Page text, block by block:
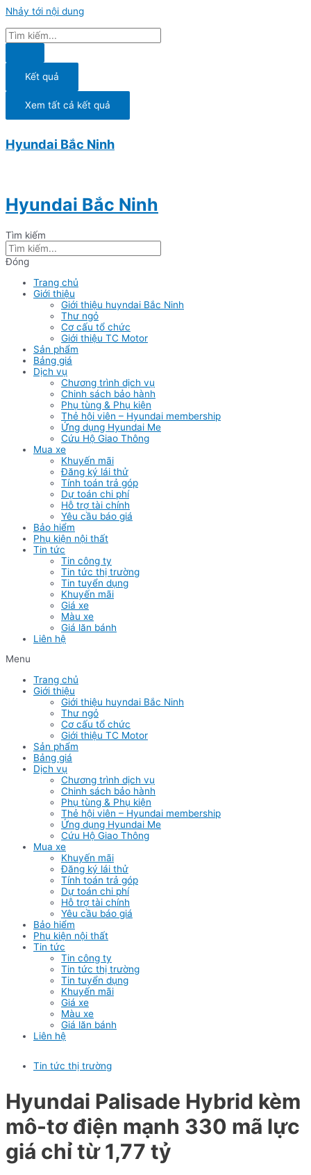
Nhảy tới nội dung
Kết quả
Xem tất cả kết quả
Hyundai Bắc Ninh
Hyundai Bắc Ninh
Tìm kiếm
Đóng
Trang chủ
Giới thiệu
Giới thiệu huyndai Bắc Ninh
Thư ngỏ
Cơ cấu tổ chức
Giới thiệu TC Motor
Sản phẩm
Bảng giá
Dịch vụ
Chương trình dịch vụ
Chinh sách bảo hành
Phụ tùng & Phụ kiện
Thẻ hội viên – Hyundai membership
Ứng dụng Hyundai Me
Cứu Hộ Giao Thông
Mua xe
Khuyến mãi
Đăng ký lái thử
Tính toán trả góp
Dự toán chi phí
Hỗ trợ tài chính
Yêu cầu báo giá
Bảo hiểm
Phụ kiện nội thất
Tin tức
Tin công ty
Tin tức thị trường
Tin tuyển dụng
Khuyến mãi
Giá xe
Màu xe
Giá lăn bánh
Liên hệ
Menu
Trang chủ
Giới thiệu
Giới thiệu huyndai Bắc Ninh
Thư ngỏ
Cơ cấu tổ chức
Giới thiệu TC Motor
Sản phẩm
Bảng giá
Dịch vụ
Chương trình dịch vụ
Chinh sách bảo hành
Phụ tùng & Phụ kiện
Thẻ hội viên – Hyundai membership
Ứng dụng Hyundai Me
Cứu Hộ Giao Thông
Mua xe
Khuyến mãi
Đăng ký lái thử
Tính toán trả góp
Dự toán chi phí
Hỗ trợ tài chính
Yêu cầu báo giá
Bảo hiểm
Phụ kiện nội thất
Tin tức
Tin công ty
Tin tức thị trường
Tin tuyển dụng
Khuyến mãi
Giá xe
Màu xe
Giá lăn bánh
Liên hệ
Tin tức thị trường
Hyundai Palisade Hybrid kèm
mô-tơ điện mạnh 330 mã lực
giá chỉ từ 1,77 tỷ